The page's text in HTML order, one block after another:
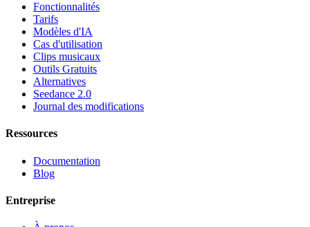
Fonctionnalités
Tarifs
Modèles d'IA
Cas d'utilisation
Clips musicaux
Outils Gratuits
Alternatives
Seedance 2.0
Journal des modifications
Ressources
Documentation
Blog
Entreprise